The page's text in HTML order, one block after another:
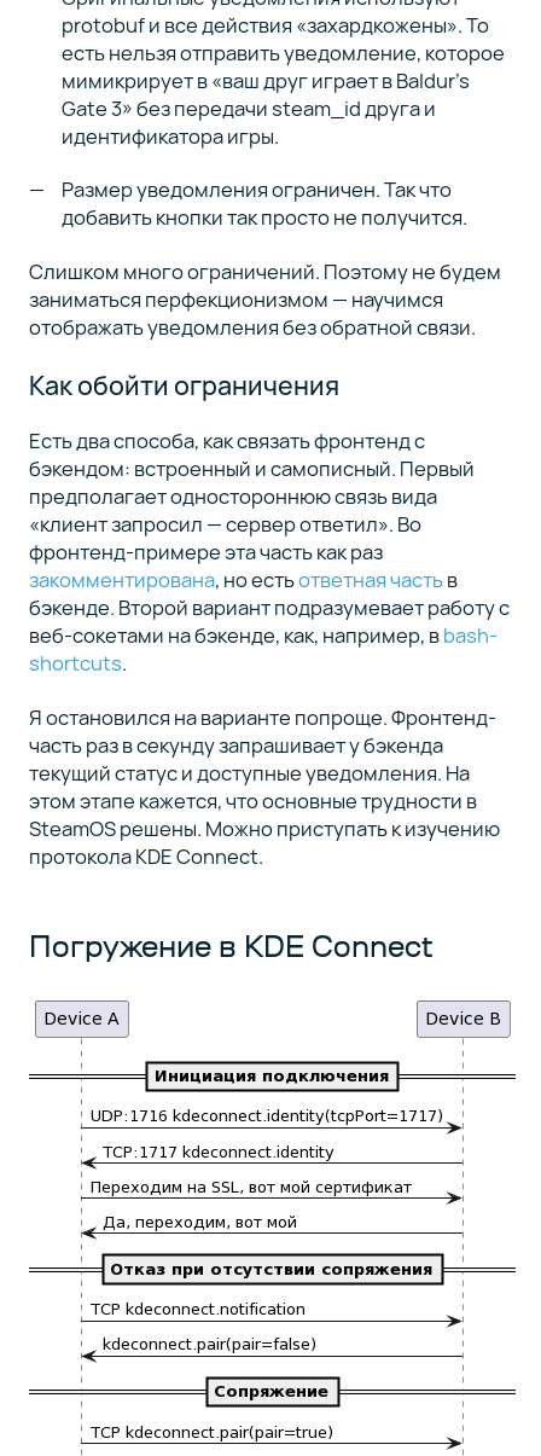
protobuf и все действия «захардкожены». То
есть нельзя отправить уведомление, которое
мимикрирует в «ваш друг играет в Baldur’s
Gate 3» без передачи steam_id друга и
идентификатора игры.
Размер уведомления ограничен. Так что
добавить кнопки так просто не получится.
Слишком много ограничений. Поэтому не будем
заниматься перфекционизмом — научимся
отображать уведомления без обратной связи.
Как обойти ограничения
Есть два способа, как связать фронтенд с
бэкендом: встроенный и самописный. Первый
предполагает одностороннюю связь вида
«клиент запросил — сервер ответил». Во
фронтенд-примере эта часть как раз
закомментирована, но естьответная частьв
бэкенде. Второй вариант подразумевает работу с
веб-сокетами на бэкенде, как, например, вbash-
shortcuts.
Я остановился на варианте попроще. Фронтенд-
часть раз в секунду запрашивает у бэкенда
текущий статус и доступные уведомления. На
этом этапе кажется, что основные трудности в
SteamOS решены. Можно приступать к изучению
протокола KDE Connect.
Погружение в KDE Connect